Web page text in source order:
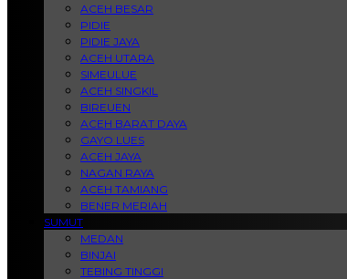
ACEH BESAR
PIDIE
PIDIE JAYA
ACEH UTARA
SIMEULUE
ACEH SINGKIL
BIREUEN
ACEH BARAT DAYA
GAYO LUES
ACEH JAYA
NAGAN RAYA
ACEH TAMIANG
BENER MERIAH
SUMUT
MEDAN
BINJAI
TEBING TINGGI